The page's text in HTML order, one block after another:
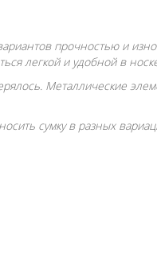
прочностью и
легкой и удобной в
Металлические
сумку в разных